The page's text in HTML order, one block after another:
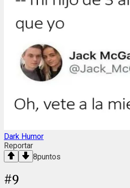
Dark Humor
Reportar
8puntos
#9